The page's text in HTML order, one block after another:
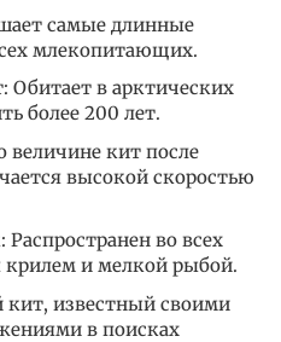
самые длинные
млекопитающих.
Обитает в арктических
более 200 лет.
величине кит после
высокой скоростью
во всех
крилем и мелкой рыбой.
кит, известный своими
в поисках